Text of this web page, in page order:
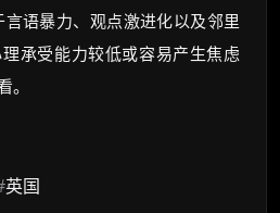
语暴力、观点激进化以及邻里
承受能力较低或容易产生焦虑
。
英国